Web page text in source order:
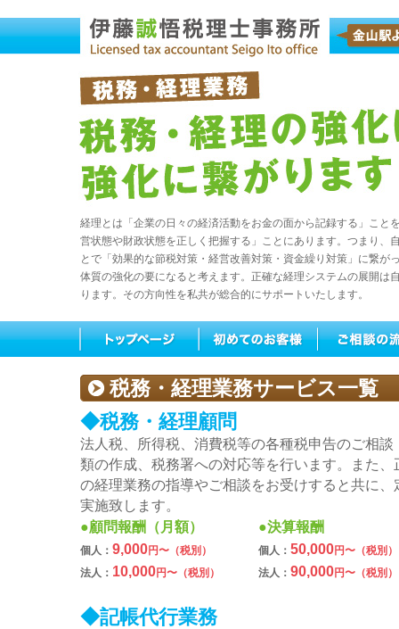
経理とは「企業の日々の経済活動をお金の面から記録する」こと
営状態や財政状態を正しく把握する」ことにあります。つまり、
とで「効果的な節税対策・経営改善対策・資金繰り対策」に繋が
体質の強化の要になると考えます。正確な経理システムの展開は
ります。その方向性を私共が総合的にサポートいたします。
税務・経理業務サービス一覧
◆税務・経理顧問
法人税、所得税、消費税等の各種税申告のご相
類の作成、税務署への対応等を行います。また
の経理業務の指導やご相談をお受けすると共に
実施致します。
●顧問報酬（月額）
個人： 9,000円〜（税別）
法人： 10,000円〜（税別）
●決算報酬
個人： 50,000円〜（税別）
法人： 90,000円〜（税別）
◆記帳代行業務